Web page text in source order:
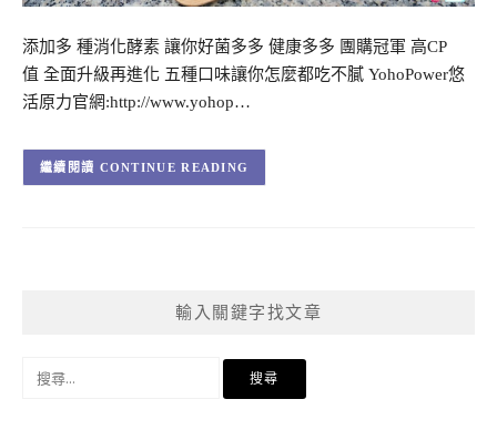
添加多 種消化酵素 讓你好菌多多 健康多多 團購冠軍 高CP
值 全面升級再進化 五種口味讓你怎麼都吃不膩 YohoPower悠
活原力官網:http://www.yohop…
CONTINUE READING
輸入關鍵字找文章